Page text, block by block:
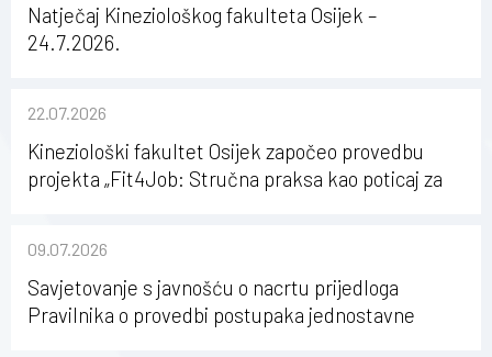
Natječaj Kineziološkog fakulteta Osijek –
24.7.2026.
22.07.2026
Kineziološki fakultet Osijek započeo provedbu
projekta „Fit4Job: Stručna praksa kao poticaj za
09.07.2026
Savjetovanje s javnošću o nacrtu prijedloga
Pravilnika o provedbi postupaka jednostavne